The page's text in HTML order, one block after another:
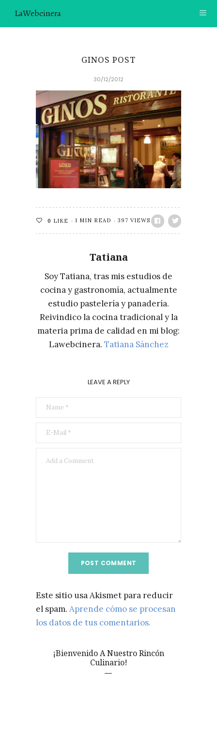
LaWebcinera
CONTACTO
SOBRE MÍ
¿TE GUSTARÍA UNIRTE A NUESTRA AVENTURA GASTRON
ÓMICA?
ÚNETE A LA NEWSLETTER
RECOMENDACIONES
GINOS POST
30/12/2012
0 LIKE 1 MIN READ 397 VIEWS
Tatiana
Soy Tatiana, tras mis estudios de
cocina y gastronomía, actualmente
estudio pastelería y panadería.
Reivindico la cocina tradicional y la
materia prima de calidad en mi blog:
Lawebcinera. Tatiana Sánchez
LEAVE A REPLY
Este sitio usa Akismet para reducir
el spam. Aprende cómo se procesan
los datos de tus comentarios.
¡Bienvenido A Nuestro Rincón
Culinario!